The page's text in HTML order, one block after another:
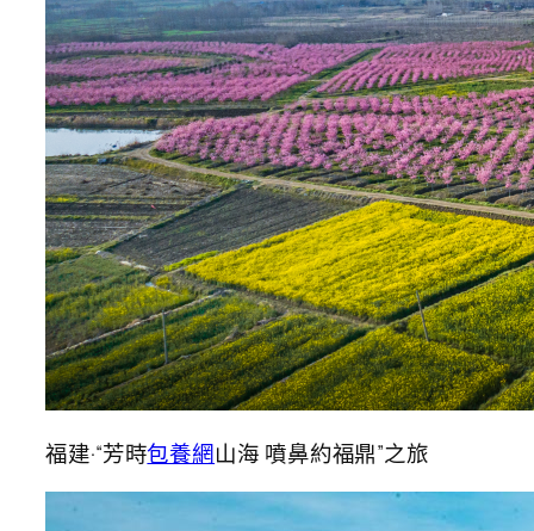
福建·“芳時包養網山海 噴鼻約福鼎”之旅